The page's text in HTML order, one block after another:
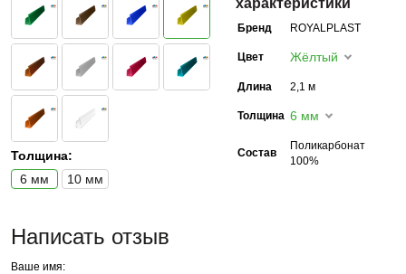
Толщина:
6 мм
10 мм
Бренд ROYALPLAST
Цвет Жёлтый
Длина 2,1 м
Толщина 6 мм
Состав
Поликарбонат
100%
Написать отзыв
Ваше имя: